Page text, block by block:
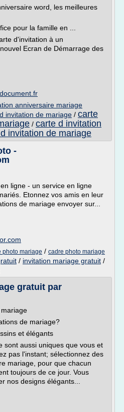
word, les meilleures
pour la famille en ...
d'invitation à un
Ecran de Démarrage des
anniversaire mariage
invitation de mariage / carte
/ carte d invitation
invitation de mariage
-
ligne - un service en ligne
Etonnez vos amis en leur
de mariage envoyer sur...
photo mariage / cadre photo mariage
/ invitation mariage gratuit /
gratuit par
de mariage?
et élégants
sont aussi uniques que vous et
pas l'instant; sélectionnez des
mariage, pour que chacun
toujours de ce jour. Vous
nos designs élégants...